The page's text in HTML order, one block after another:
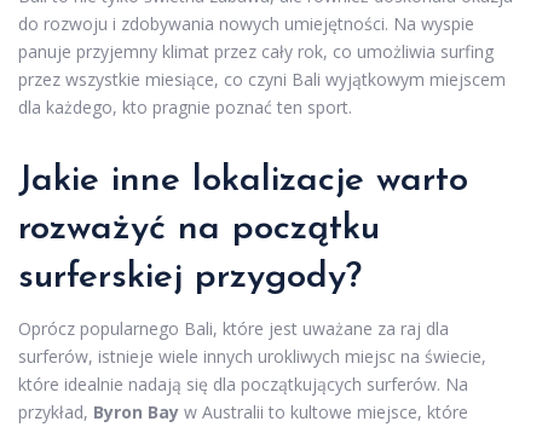
do rozwoju i zdobywania nowych umiejętności. Na wyspie
panuje przyjemny klimat przez cały rok, co umożliwia surfing
przez wszystkie miesiące, co czyni Bali wyjątkowym miejscem
dla każdego, kto pragnie poznać ten sport.
Jakie inne lokalizacje warto
rozważyć na początku
surferskiej przygody?
Oprócz popularnego Bali, które jest uważane za raj dla
surferów, istnieje wiele innych urokliwych miejsc na świecie,
które idealnie nadają się dla początkujących surferów. Na
przykład, Byron Bay w Australii to kultowe miejsce, które